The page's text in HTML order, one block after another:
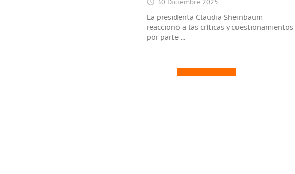
30 Diciembre 2025
La presidenta Claudia Sheinbaum
reaccionó a las críticas y cuestionamientos
por parte ...